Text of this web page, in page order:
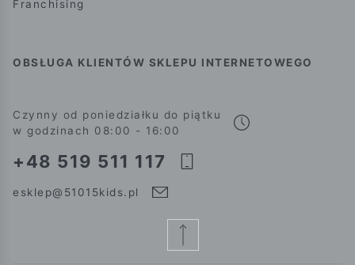
Franchising
OBSŁUGA KLIENTÓW SKLEPU INTERNETOWEGO
Czynny od poniedziałku do piątku
w godzinach 08:00 - 16:00
+48 519 511 117
esklep@51015kids.pl